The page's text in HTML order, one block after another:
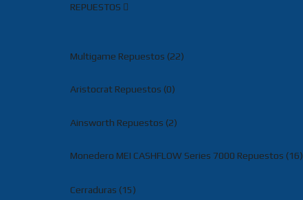
REPUESTOS
Multigame Repuestos (22)
Aristocrat Repuestos (0)
Ainsworth Repuestos (2)
Monedero MEI CASHFLOW Series 7000 Repuestos (16)
Cerraduras (15)